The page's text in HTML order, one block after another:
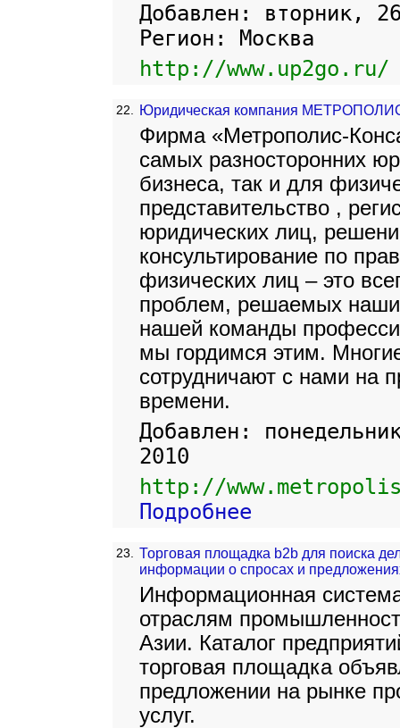
Добавлен: вторник,
Регион: Москва
http://www.up2go.ru/
22. Юридическая компания
Фирма «Метрополис-
самых разносторонних
бизнеса, так и для
представительство ,
юридических лиц,
консультирование по
физических лиц – это
проблем, решаемых
нашей команды
мы гордимся этим.
сотрудничают с нами на
времени.
Добавлен:
2010
http://
Подробнее
23.
Торговая площадка b2b для поиска
информации о спросах и
Информационная
отраслям
Азии. Каталог
торговая площадка
предложении на рынке
услуг.